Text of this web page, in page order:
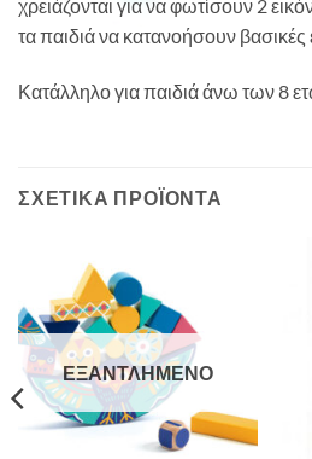
χρειάζονται για να φωτίσουν 2
τα παιδιά να κατανοήσουν βασικές
Κατάλληλο για παιδιά άνω των 8
ΣΧΕΤΙΚΆ ΠΡΟΪΌΝΤΑ
ΕΞΑΝΤΛΗΜΈΝΟ